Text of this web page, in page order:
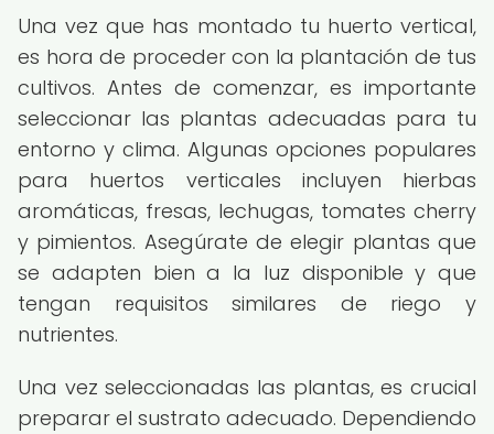
Una vez que has montado tu huerto vertical,
es hora de proceder con la plantación de tus
cultivos. Antes de comenzar, es importante
seleccionar las plantas adecuadas para tu
entorno y clima. Algunas opciones populares
para huertos verticales incluyen hierbas
aromáticas, fresas, lechugas, tomates cherry
y pimientos. Asegúrate de elegir plantas que
se adapten bien a la luz disponible y que
tengan requisitos similares de riego y
nutrientes.
Una vez seleccionadas las plantas, es crucial
preparar el sustrato adecuado. Dependiendo